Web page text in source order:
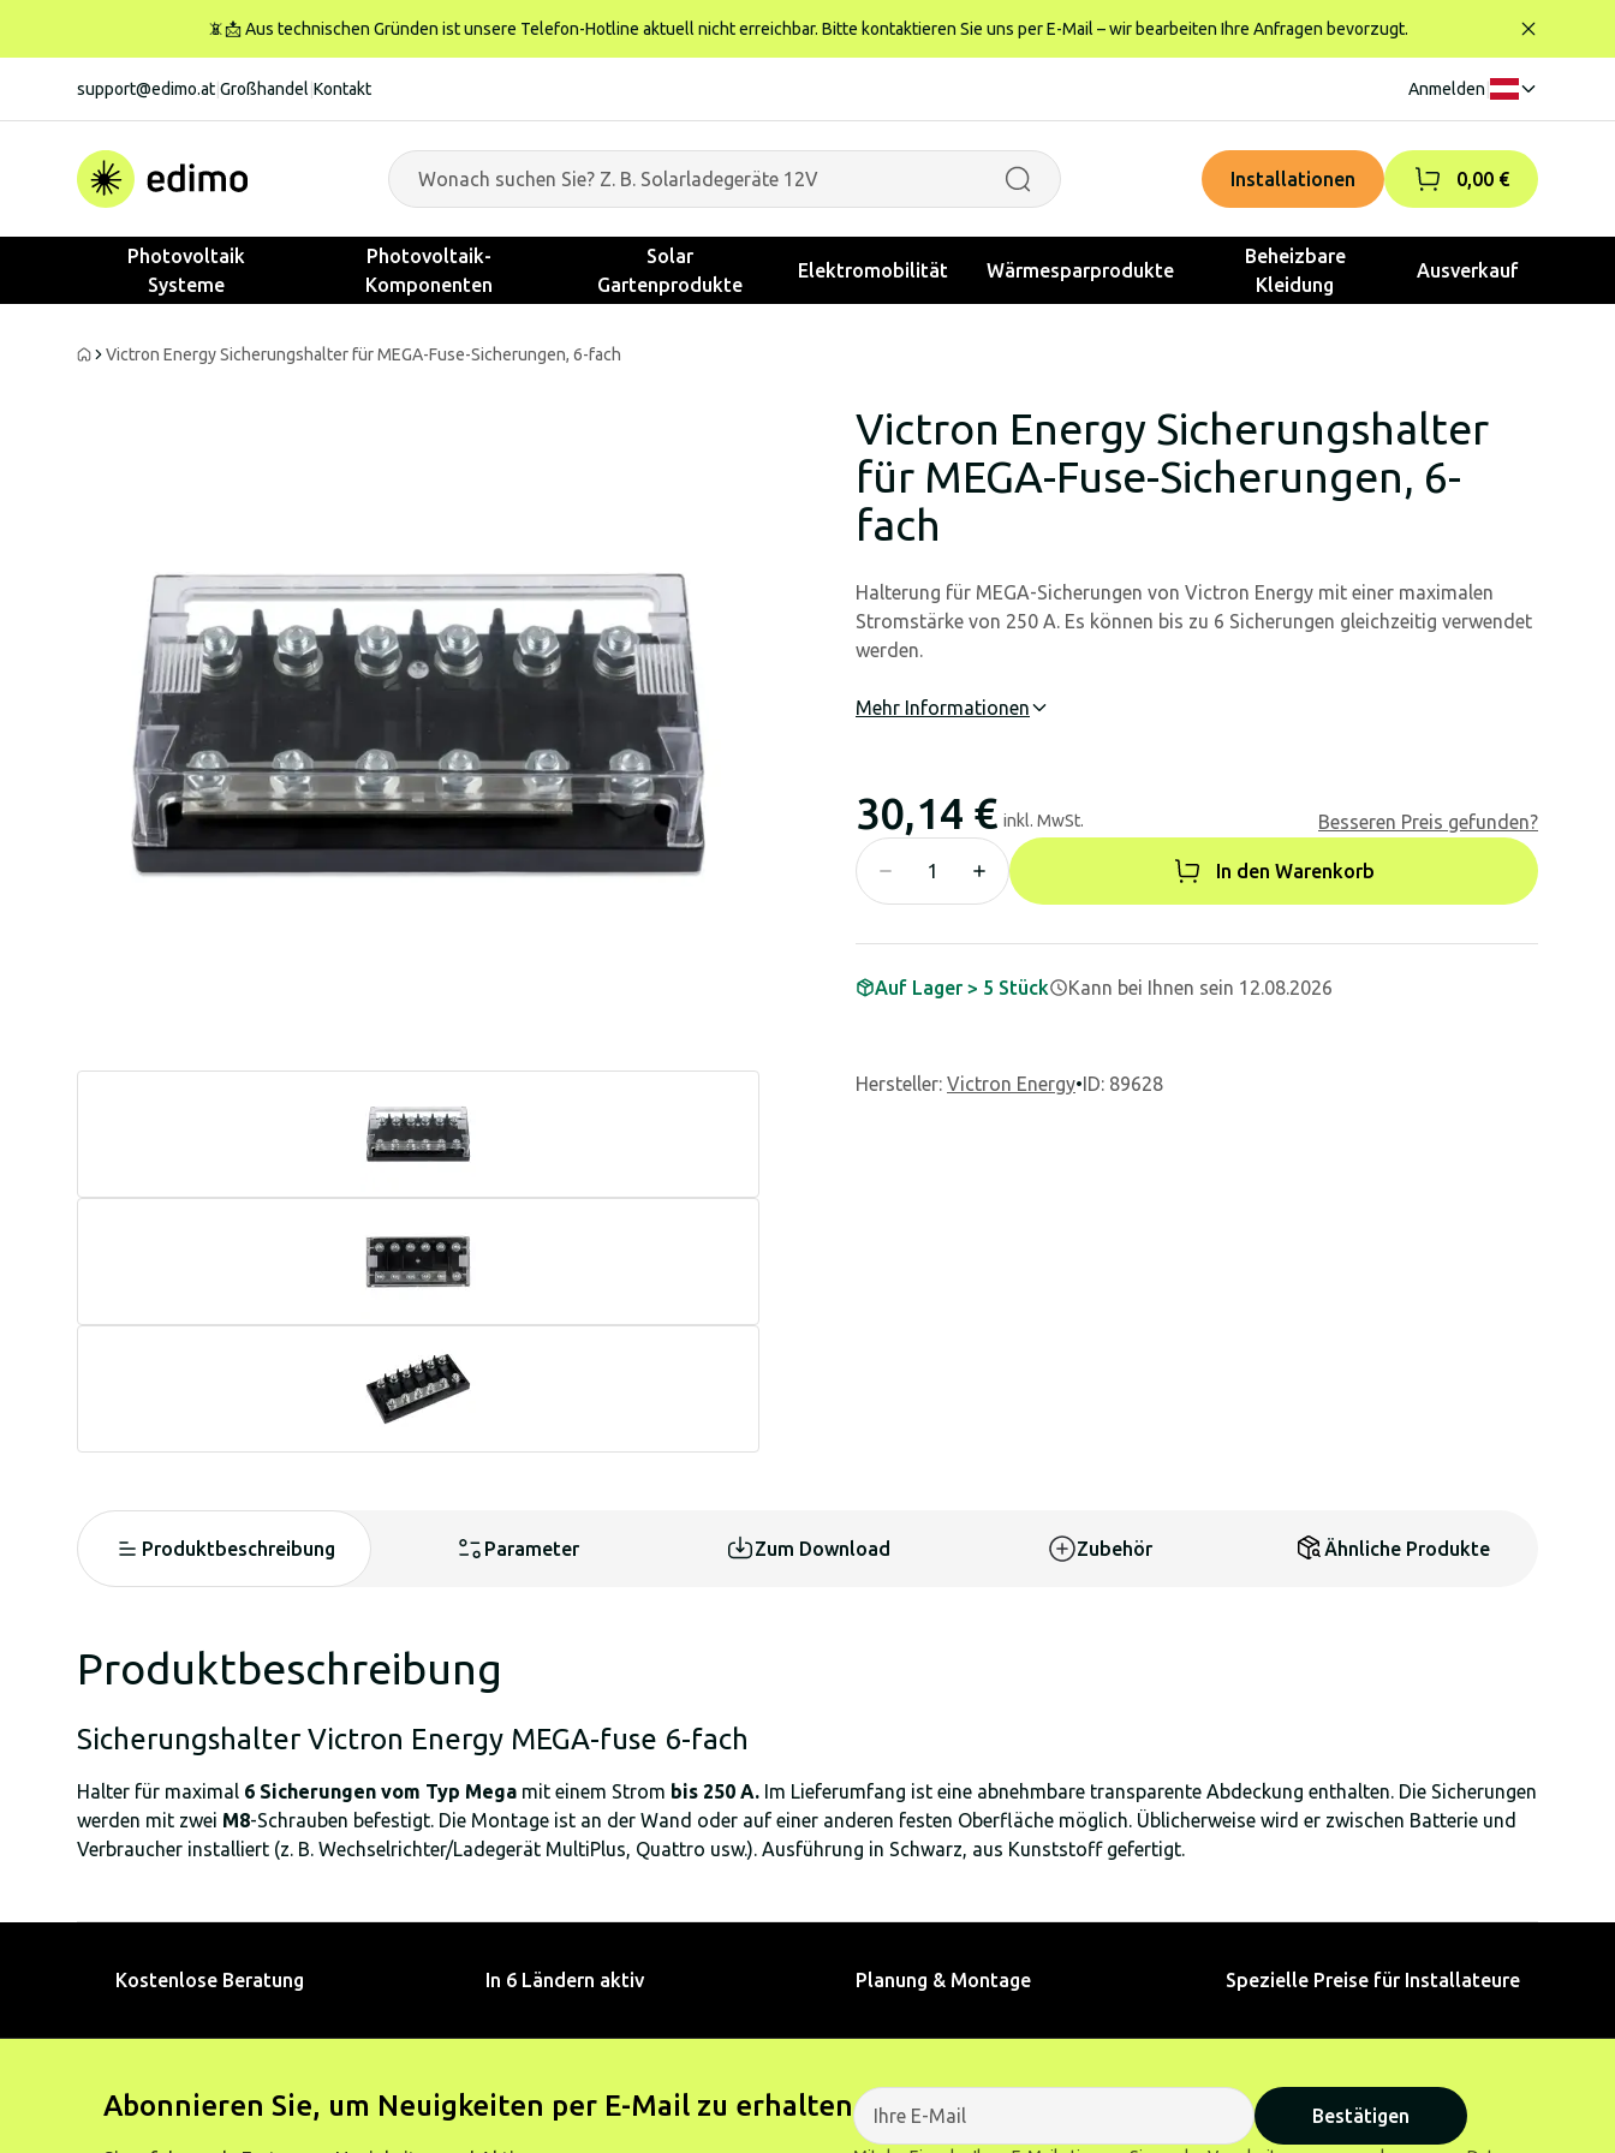
📵📩 Aus technischen Gründen ist unsere Telefon-Hotline aktuell nicht erreichbar. Bitte kontaktieren Sie uns per E-Mail – wir bearbeiten Ihre Anfragen bevorzugt.
support@edimo.at Großhandel Kontakt Anmelden
Installationen 0,00 €
Photovoltaik
Systeme
Photovoltaik-
Komponenten
Solar
Gartenprodukte
Elektromobilität Wärmesparprodukte
Beheizbare
Kleidung
Ausverkauf
Victron Energy Sicherungshalter für MEGA-Fuse-Sicherungen, 6-fach
Victron Energy Sicherungshalter
für MEGA-Fuse-Sicherungen, 6-
fach
Halterung für MEGA-Sicherungen von Victron Energy mit einer maximalen
Stromstärke von 250 A. Es können bis zu 6 Sicherungen gleichzeitig verwendet
werden.
Mehr Informationen
30,14 € inkl. MwSt. Besseren Preis gefunden?
In den Warenkorb
Auf Lager > 5 Stück Kann bei Ihnen sein 12.08.2026
Hersteller: Victron Energy•ID: 89628
Produktbeschreibung Parameter Zum Download Zubehör Ähnliche Produkte
Produktbeschreibung
Sicherungshalter Victron Energy MEGA-fuse 6-fach
Halter für maximal 6 Sicherungen vom Typ Mega mit einem Strom bis 250 A. Im Lieferumfang ist eine abnehmbare transparente Abdeckung enthalten. Die Sicherungen
werden mit zwei M8-Schrauben befestigt. Die Montage ist an der Wand oder auf einer anderen festen Oberfläche möglich. Üblicherweise wird er zwischen Batterie und
Verbraucher installiert (z. B. Wechselrichter/Ladegerät MultiPlus, Quattro usw.). Ausführung in Schwarz, aus Kunststoff gefertigt.
Kostenlose Beratung In 6 Ländern aktiv Planung & Montage Spezielle Preise für Installateure
Abonnieren Sie, um Neuigkeiten per E-Mail zu erhalten Bestätigen